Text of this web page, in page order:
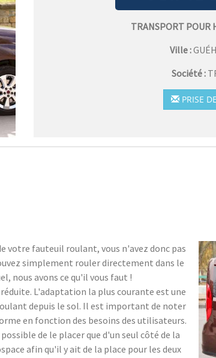
TRANSPORT POUR
Ville :
Société :
PRISE
votre fauteuil roulant, vous n'avez donc pas
simplement rouler directement dans le
nous avons ce qu'il vous faut !
L'adaptation la plus courante est une
depuis le sol. Il est important de noter
en fonction des besoins des utilisateurs.
de le placer que d'un seul côté de la
afin qu'il y ait de la place pour les deux